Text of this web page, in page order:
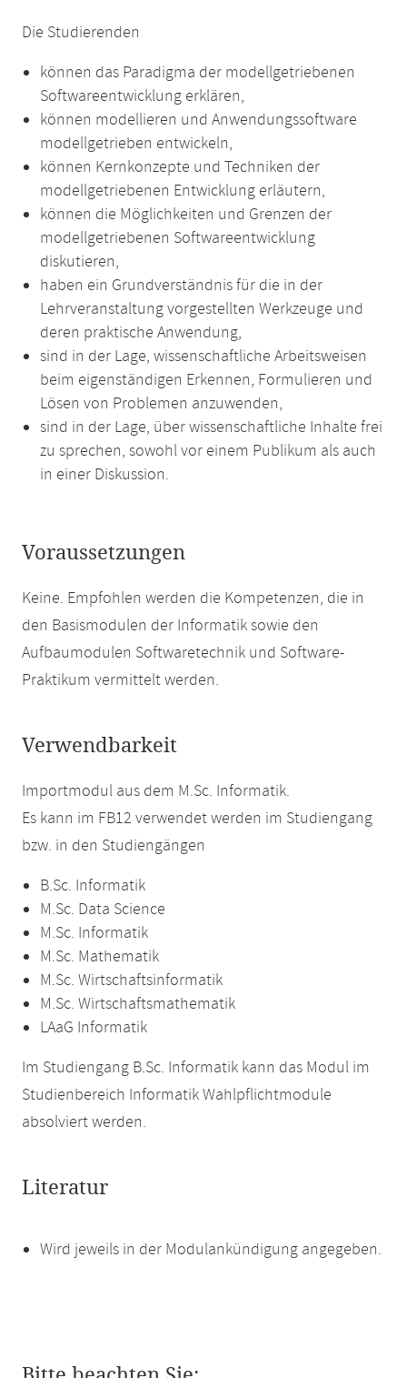
Die Studierenden
können das Paradigma der modellgetriebenen
Softwareentwicklung erklären,
können modellieren und Anwendungssoftware
modellgetrieben entwickeln,
können Kernkonzepte und Techniken der
modellgetriebenen Entwicklung erläutern,
können die Möglichkeiten und Grenzen der
modellgetriebenen Softwareentwicklung
diskutieren,
haben ein Grundverständnis für die in der
Lehrveranstaltung vorgestellten Werkzeuge und
deren praktische Anwendung,
sind in der Lage, wissenschaftliche Arbeitsweisen
beim eigenständigen Erkennen, Formulieren und
Lösen von Problemen anzuwenden,
sind in der Lage, über wissenschaftliche Inhalte frei
zu sprechen, sowohl vor einem Publikum als auch
in einer Diskussion.
Voraussetzungen
Keine. Empfohlen werden die Kompetenzen, die in
den Basismodulen der Informatik sowie den
Aufbaumodulen Softwaretechnik und Software-
Praktikum vermittelt werden.
Verwendbarkeit
Importmodul aus dem M.Sc. Informatik.
Es kann im FB12 verwendet werden im Studiengang
bzw. in den Studiengängen
B.Sc. Informatik
M.Sc. Data Science
M.Sc. Informatik
M.Sc. Mathematik
M.Sc. Wirtschaftsinformatik
M.Sc. Wirtschaftsmathematik
LAaG Informatik
Im Studiengang B.Sc. Informatik kann das Modul im
Studienbereich Informatik Wahlpflichtmodule
absolviert werden.
Literatur
Wird jeweils in der Modulankündigung angegeben.